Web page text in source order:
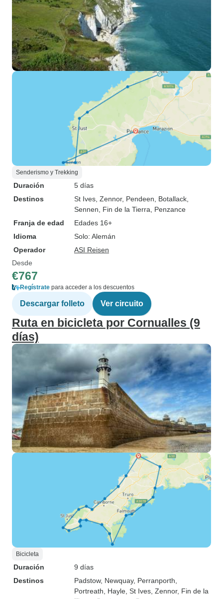
Senderismo y Trekking
Duración
5 días
Destinos
St Ives , Zennor, Pendeen , Botallack
Sennen , Fin de la Tierra , Penzance
Franja de edad
Edades 16+
Idioma
Solo: Alemán
Operador
ASI Reisen
Desde
€767
Regístrate para acceder a los descuentos
Descargar folleto Ver circuito
Ruta en bicicleta por Cornualles (9
días)
Bicicleta
Duración
9 días
Destinos
Padstow, Newquay, Perranporth
Portreath , Hayle , St Ives , Zennor, Fin de la